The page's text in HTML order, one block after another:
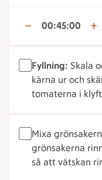
00:45:00
Fyllning: Skala
kärna ur och
tomaterna i
Mixa
grönsakerna
så att vätskan